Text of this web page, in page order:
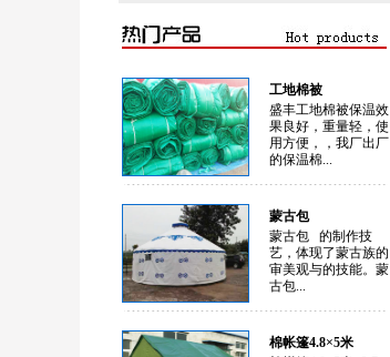
工地棉被
盛丰工地棉被保温效
果良好，重量轻，使
用方便，，我厂出厂
的保温棉...
蒙古包
蒙古包 的制作技
艺，体现了蒙古族的
审美观与的技能。蒙
古包...
棉帐篷4.8×5米